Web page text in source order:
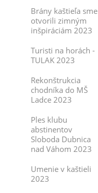
Brány kaštieľa sme
otvorili zimným
inšpiráciám 2023
Turisti na horách -
TULAK 2023
Rekonštrukcia
chodníka do MŠ
Ladce 2023
Ples klubu
abstinentov
Sloboda Dubnica
nad Váhom 2023
Umenie v kaštieli
2023